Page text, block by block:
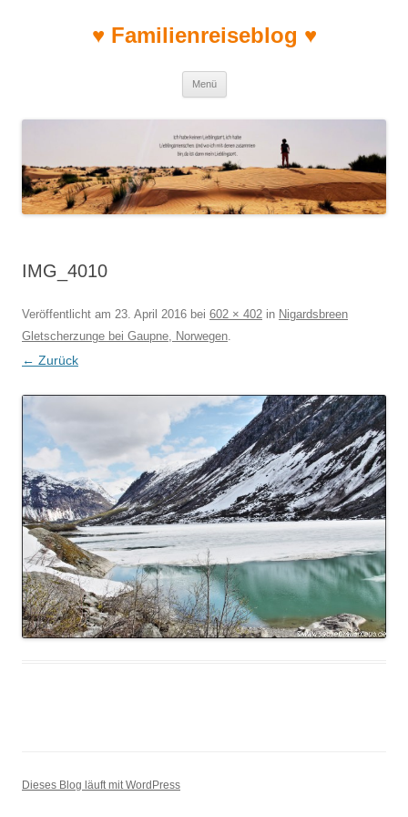
♥ Familienreiseblog ♥
Menü
IMG_4010
Veröffentlicht am 23. April 2016 bei 602 × 402 in Nigardsbreen
Gletscherzunge bei Gaupne, Norwegen.
← Zurück
Dieses Blog läuft mit WordPress